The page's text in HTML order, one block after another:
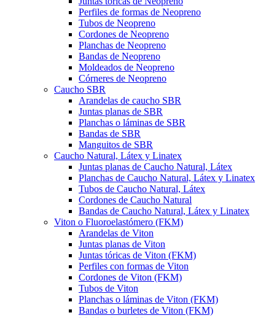
Perfiles de formas de Neopreno
Tubos de Neopreno
Cordones de Neopreno
Planchas de Neopreno
Bandas de Neopreno
Moldeados de Neopreno
Córneres de Neopreno
Caucho SBR
Arandelas de caucho SBR
Juntas planas de SBR
Planchas o láminas de SBR
Bandas de SBR
Manguitos de SBR
Caucho Natural, Látex y Linatex
Juntas planas de Caucho Natural, Látex
Planchas de Caucho Natural, Látex y Linatex
Tubos de Caucho Natural, Látex
Cordones de Caucho Natural
Bandas de Caucho Natural, Látex y Linatex
Viton o Fluoroelastómero (FKM)
Arandelas de Viton
Juntas planas de Viton
Juntas tóricas de Viton (FKM)
Perfiles con formas de Viton
Cordones de Viton (FKM)
Tubos de Viton
Planchas o láminas de Viton (FKM)
Bandas o burletes de Viton (FKM)